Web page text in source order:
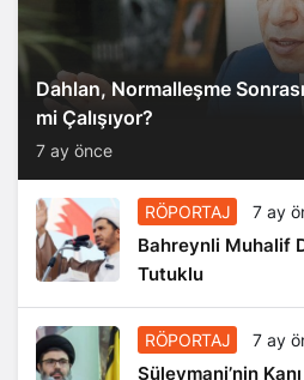
Dahlan, Normalleşme
mi Çalışıyor?
7 ay önce
RÖPORTAJ 7 ay
Bahreynli Muhalif
Tutuklu
RÖPORTAJ 7 ay
Süleymani’nin